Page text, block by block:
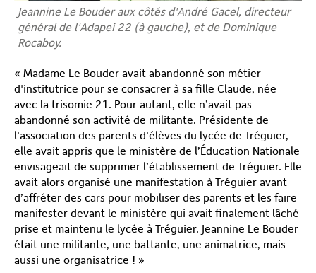
Jeannine Le Bouder aux côtés d'André Gacel, directeur
général de l'Adapei 22 (à gauche), et de Dominique
Rocaboy.
« Madame Le Bouder avait abandonné son métier
d'institutrice pour se consacrer à sa fille Claude, née
avec la trisomie 21. Pour autant, elle n’avait pas
abandonné son activité de militante. Présidente de
l'association des parents d'élèves du lycée de Tréguier,
elle avait appris que le ministère de l’Éducation Nationale
envisageait de supprimer l’établissement de Tréguier. Elle
avait alors organisé une manifestation à Tréguier avant
d’affréter des cars pour mobiliser des parents et les faire
manifester devant le ministère qui avait finalement lâché
prise et maintenu le lycée à Tréguier. Jeannine Le Bouder
était une militante, une battante, une animatrice, mais
aussi une organisatrice ! »